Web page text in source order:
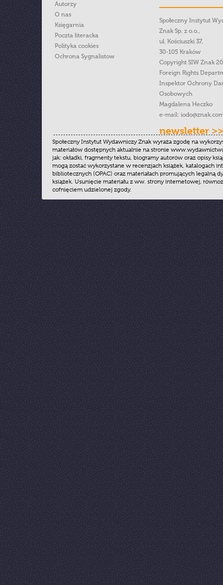
Autorzy
O nas
Księgarnia
Poczta literacka
Polityka cookies
Ochrona Sygnalistow
Społeczny Instytut
Znak Sp. z o.o.,
ul. Kościuszki 37,
30-105 Kraków
Copyright SIW Znak
Foreign Rights
Inspektor Ochrony
Osobowych
Magdalena Heczko
e-mail:
newsletter >>
Społeczny Instytut Wydawniczy Znak wyraża zgodę na
materiałów dostępnych aktualnie na stronie
jak: okładki, fragmenty tekstu, biogramy autorów oraz opisy
mogą zostać wykorzystane w recenzjach książek, katalogach
bibliotecznych (OPAC) oraz materiałach promujących legalną
książek. Usunięcie materiału z ww. strony internetowej,
cofnięciem udzielonej zgody.